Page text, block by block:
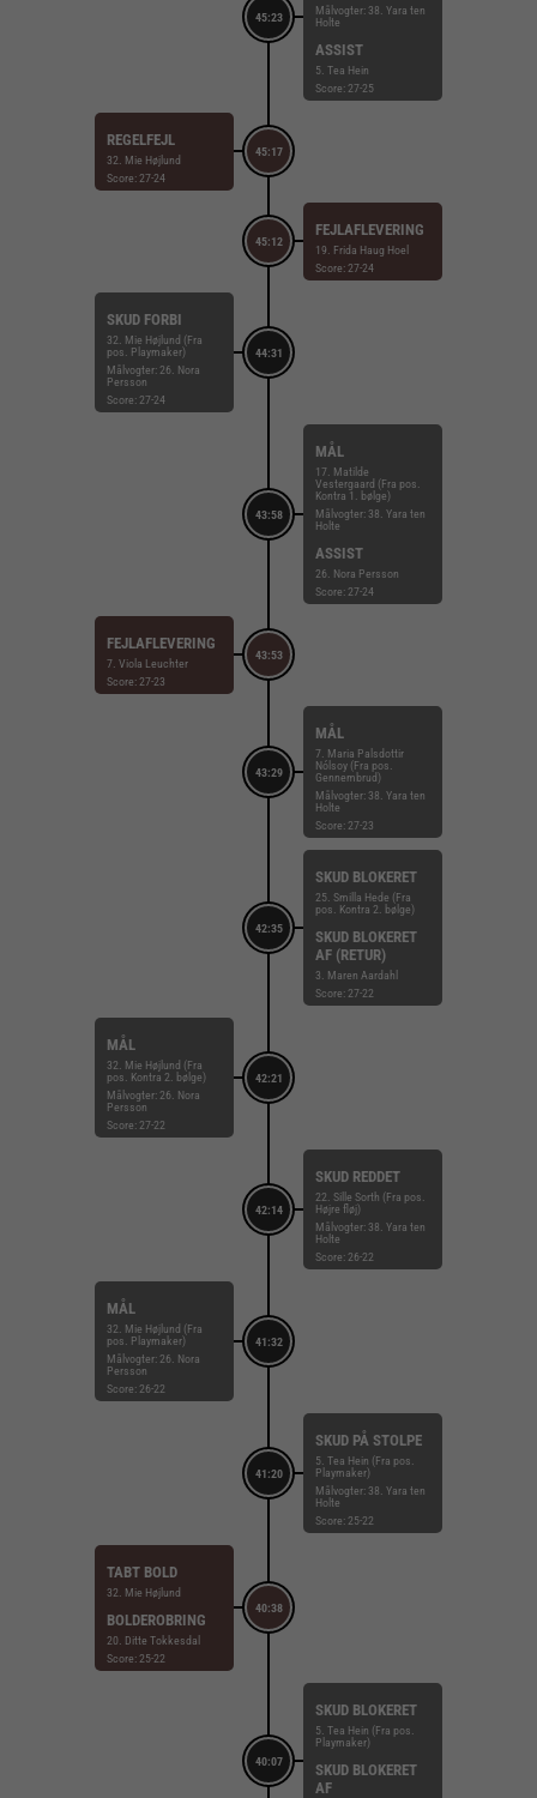
45:23
Målvogter: 38. Yara ten
Holte
ASSIST
5. Tea Hein
Score: 27-25
45:17
REGELFEJL
32. Mie Højlund
Score: 27-24
45:12
FEJLAFLEVERING
19. Frida Haug Hoel
Score: 27-24
44:31
SKUD FORBI
32. Mie Højlund (Fra
pos. Playmaker)
Målvogter: 26. Nora
Persson
Score: 27-24
43:58
MÅL
17. Matilde
Vestergaard (Fra pos.
Kontra 1. bølge)
Målvogter: 38. Yara ten
Holte
ASSIST
26. Nora Persson
Score: 27-24
43:53
FEJLAFLEVERING
7. Viola Leuchter
Score: 27-23
43:29
MÅL
7. Maria Palsdottir
Nólsoy (Fra pos.
Gennembrud)
Målvogter: 38. Yara ten
Holte
Score: 27-23
42:35
SKUD BLOKERET
25. Smilla Hede (Fra
pos. Kontra 2. bølge)
SKUD BLOKERET
AF (RETUR)
3. Maren Aardahl
Score: 27-22
42:21
MÅL
32. Mie Højlund (Fra
pos. Kontra 2. bølge)
Målvogter: 26. Nora
Persson
Score: 27-22
42:14
SKUD REDDET
22. Sille Sorth (Fra pos.
Højre fløj)
Målvogter: 38. Yara ten
Holte
Score: 26-22
41:32
MÅL
32. Mie Højlund (Fra
pos. Playmaker)
Målvogter: 26. Nora
Persson
Score: 26-22
41:20
SKUD PÅ STOLPE
5. Tea Hein (Fra pos.
Playmaker)
Målvogter: 38. Yara ten
Holte
Score: 25-22
40:38
TABT BOLD
32. Mie Højlund
BOLDEROBRING
20. Ditte Tokkesdal
Score: 25-22
40:07
SKUD BLOKERET
5. Tea Hein (Fra pos.
Playmaker)
SKUD BLOKERET
AF